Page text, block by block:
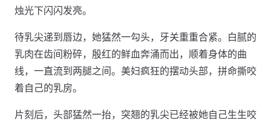
烛光下闪闪发亮。
待乳尖递到唇边，她猛然一勾头，牙关重重合紧。白腻的
乳肉在齿间粉碎，殷红的鲜血奔涌而出，顺着身体的曲
线，一直流到两腿之间。美妇疯狂的摆动头部，拼命撕咬
着自己的乳房。
片刻后，头部猛然一抬，突翘的乳尖已经被她自己生生咬